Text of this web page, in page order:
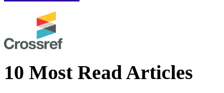
10 Most Read Articles